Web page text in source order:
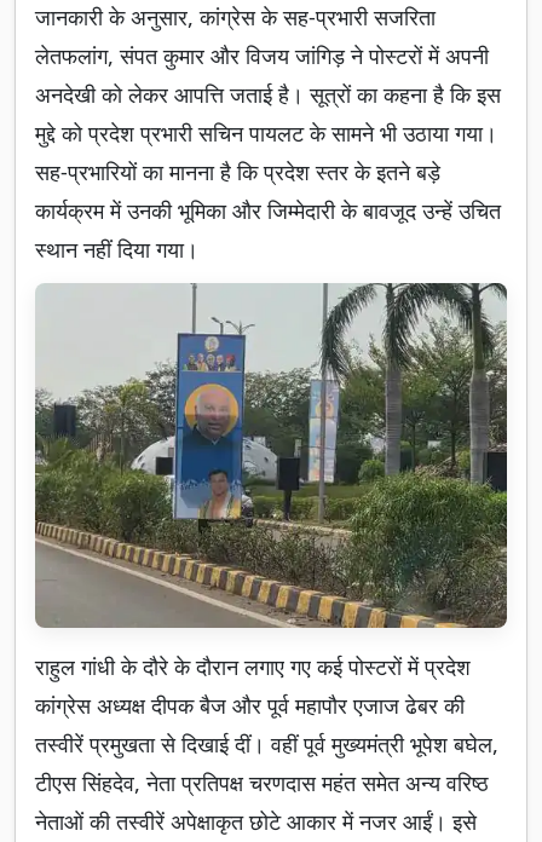
जानकारी के अनुसार, कांग्रेस के सह-प्रभारी सजरिता
लेतफलांग, संपत कुमार और विजय जांगिड़ ने पोस्टरों में अपनी
अनदेखी को लेकर आपत्ति जताई है। सूत्रों का कहना है कि इस
मुद्दे को प्रदेश प्रभारी सचिन पायलट के सामने भी उठाया गया।
सह-प्रभारियों का मानना है कि प्रदेश स्तर के इतने बड़े
कार्यक्रम में उनकी भूमिका और जिम्मेदारी के बावजूद उन्हें उचित
स्थान नहीं दिया गया।
राहुल गांधी के दौरे के दौरान लगाए गए कई पोस्टरों में प्रदेश
कांग्रेस अध्यक्ष दीपक बैज और पूर्व महापौर एजाज ढेबर की
तस्वीरें प्रमुखता से दिखाई दीं। वहीं पूर्व मुख्यमंत्री भूपेश बघेल,
टीएस सिंहदेव, नेता प्रतिपक्ष चरणदास महंत समेत अन्य वरिष्ठ
नेताओं की तस्वीरें अपेक्षाकृत छोटे आकार में नजर आईं। इसे